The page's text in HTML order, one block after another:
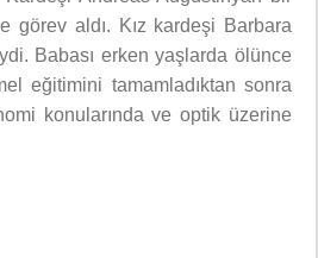
görev aldı. Kız kardeşi Barbara
Babası erken yaşlarda ölünce
eğitimini tamamladıktan sonra
konularında ve optik üzerine